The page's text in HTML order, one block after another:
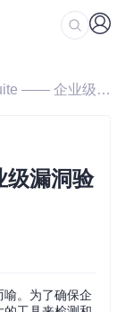
/ 探索网络安全新高度：some_pocsuite —— 企业级漏洞验证利器
漏洞验
。为了确保企